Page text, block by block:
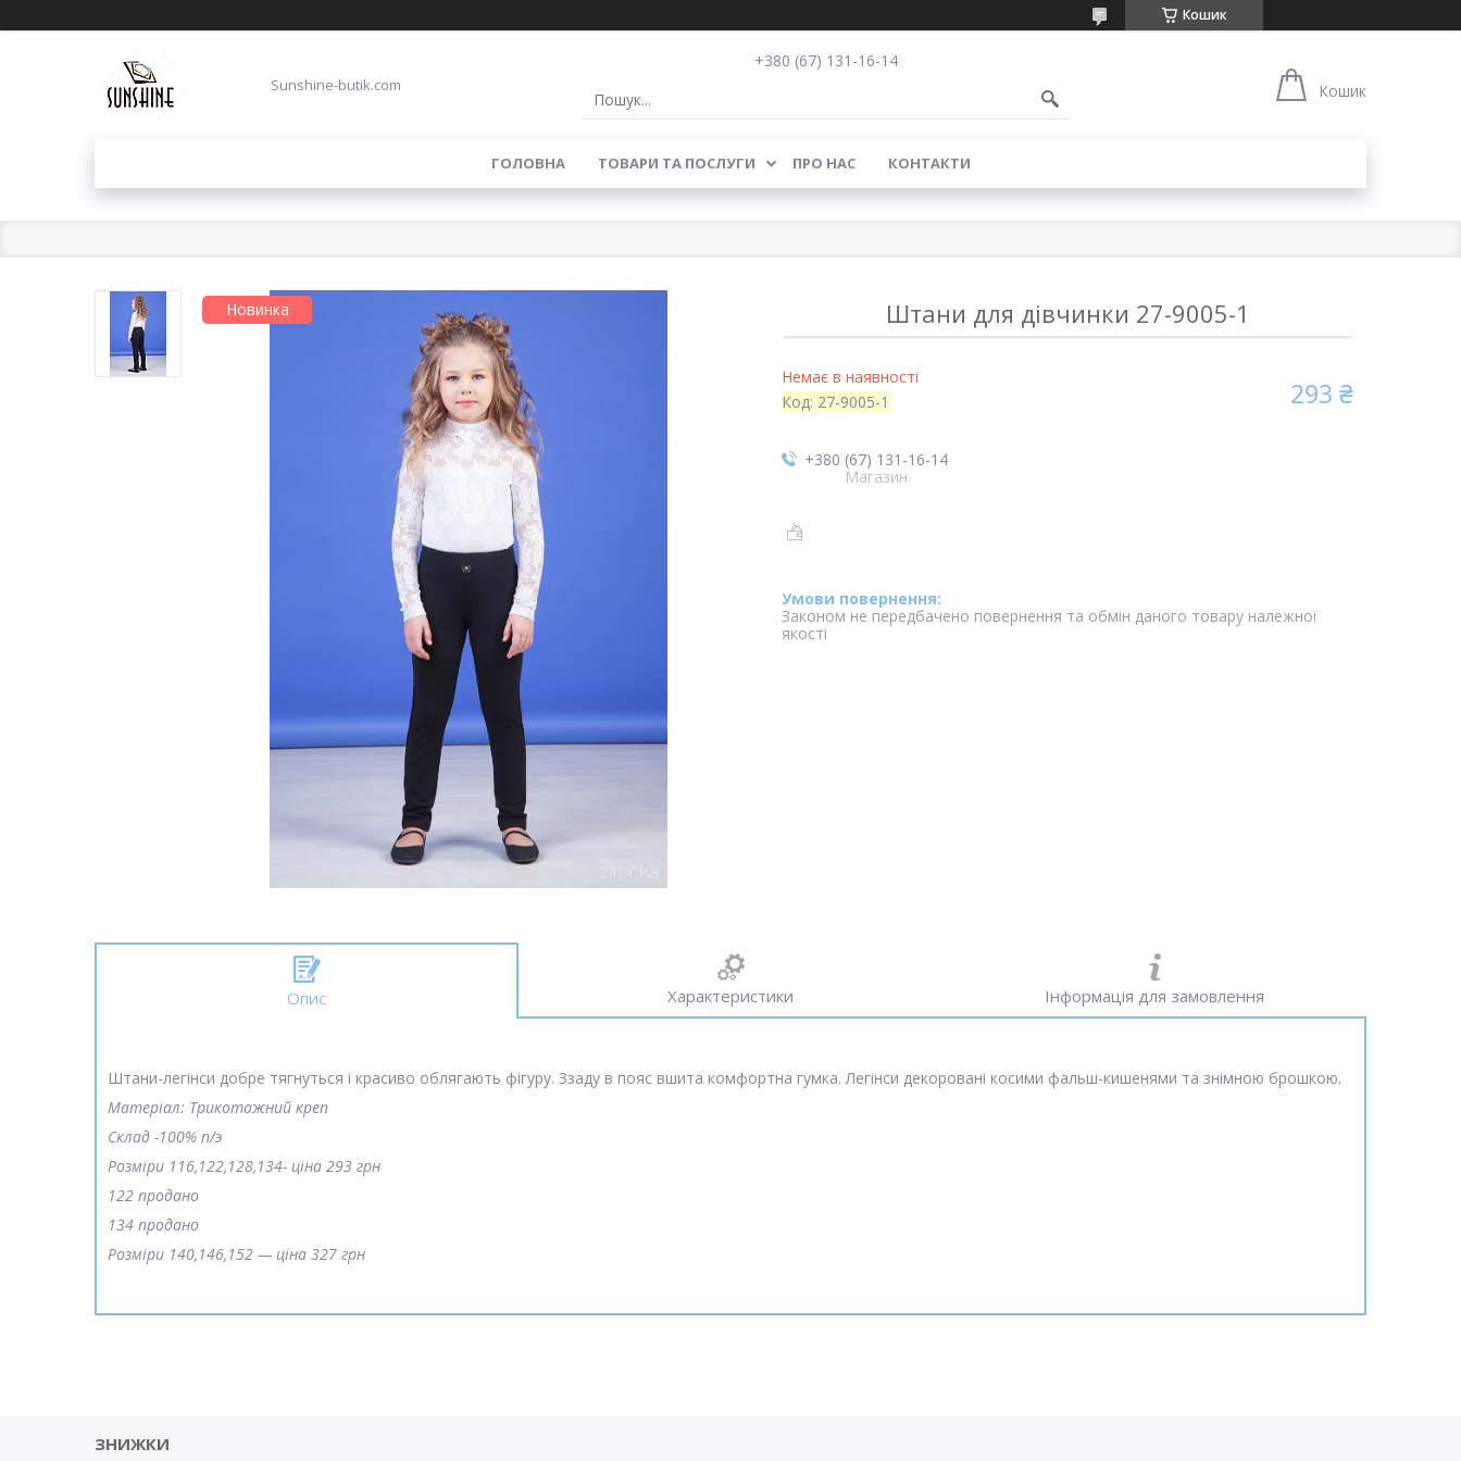
Кошик
Sunshine-butik.com
+380 (67) 131-16-14
Кошик
ГОЛОВНА ТОВАРИ ТА ПОСЛУГИ ПРО НАС КОНТАКТИ
Новинка Штани для дівчинки 27-9005-1
Немає в наявності
Код: 27-9005-1 293 ₴
+380 (67) 131-16-14
Магазин
Законом не передбачено повернення та обмін даного товару належної
якості
Опис Характеристики Інформація для замовлення
Штани-легінси добре тягнуться і красиво облягають фігуру. Ззаду в пояс вшита комфортна гумка. Легінси декоровані косими фальш-кишенями та знімною брошкою.
Матеріал: Трикотажний креп
Склад -100% п/э
Розміри 116,122,128,134- ціна 293 грн
122 продано
134 продано
Розміри 140,146,152 — ціна 327 грн
ЗНИЖКИ